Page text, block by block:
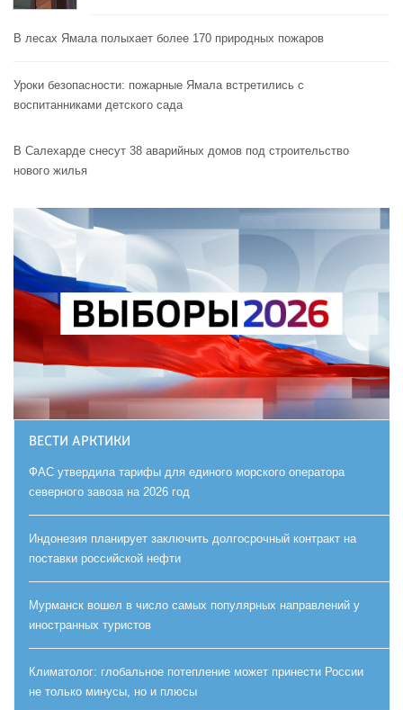
В лесах Ямала полыхает более 170 природных пожаров
Уроки безопасности: пожарные Ямала встретились с
воспитанниками детского сада
В Салехарде снесут 38 аварийных домов под строительство
нового жилья
ВЕСТИ АРКТИКИ
ФАС утвердила тарифы для единого морского оператора
северного завоза на 2026 год
Индонезия планирует заключить долгосрочный контракт на
поставки российской нефти
Мурманск вошел в число самых популярных направлений у
иностранных туристов
Климатолог: глобальное потепление может принести России
не только минусы, но и плюсы